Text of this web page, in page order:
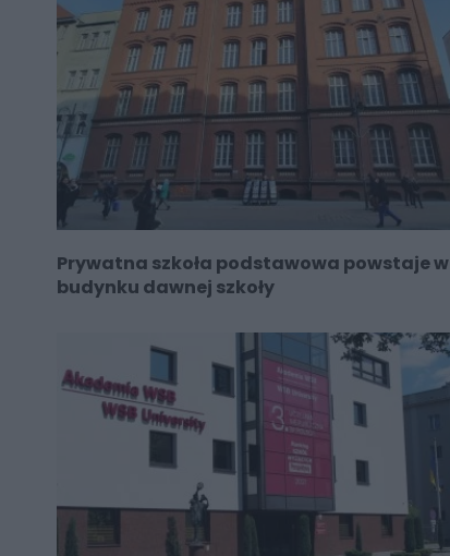
Prywatna szkoła podstawowa powstaje w
budynku dawnej szkoły